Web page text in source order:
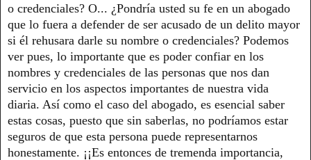
o credenciales? O... ¿Pondría usted su fe en un abogado
que lo fuera a defender de ser acusado de un delito mayor
si él rehusara darle su nombre o credenciales? Podemos
ver pues, lo importante que es poder confiar en los
nombres y credenciales de las personas que nos dan
servicio en los aspectos importantes de nuestra vida
diaria. Así como el caso del abogado, es esencial saber
estas cosas, puesto que sin saberlas, no podríamos estar
seguros de que esta persona puede representarnos
honestamente. ¡¡Es entonces de tremenda importancia,